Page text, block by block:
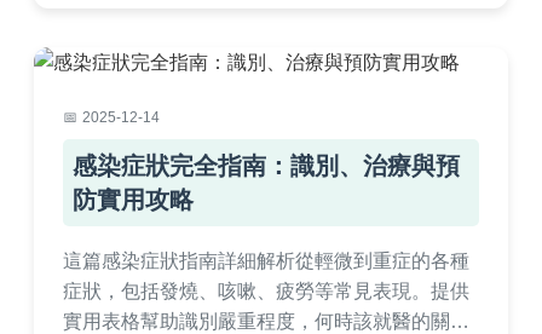
2025-12-14
感染症狀完全指南：識別、治療與預
防實用攻略
這篇感染症狀指南詳細解析從輕微到重症的各種
症狀，包括發燒、咳嗽、疲勞等常見表現。提供
實用表格幫助識別嚴重程度，何時該就醫的關鍵